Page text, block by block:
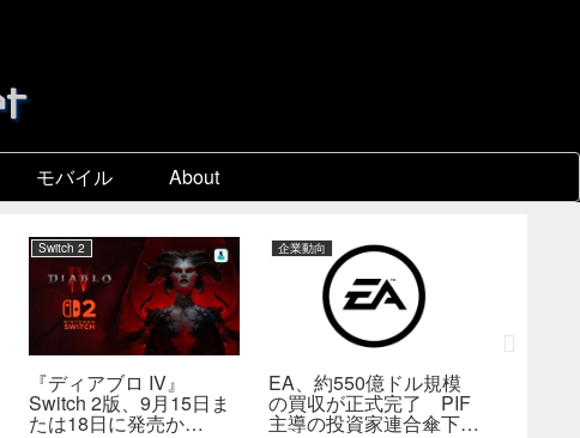
モバイル About
Switch 2
『ディアブロ IV』
Switch 2版、9月15日ま
たは18日に発売か
企業動向
EA、約550億ドル規模
の買収が正式完了 PIF
主導の投資家連合傘下で